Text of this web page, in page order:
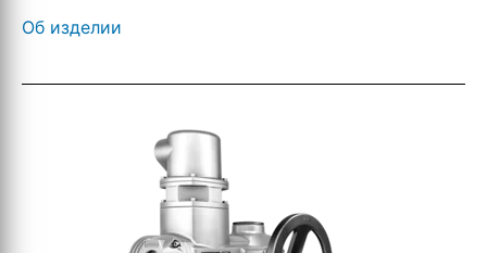
Об изделии